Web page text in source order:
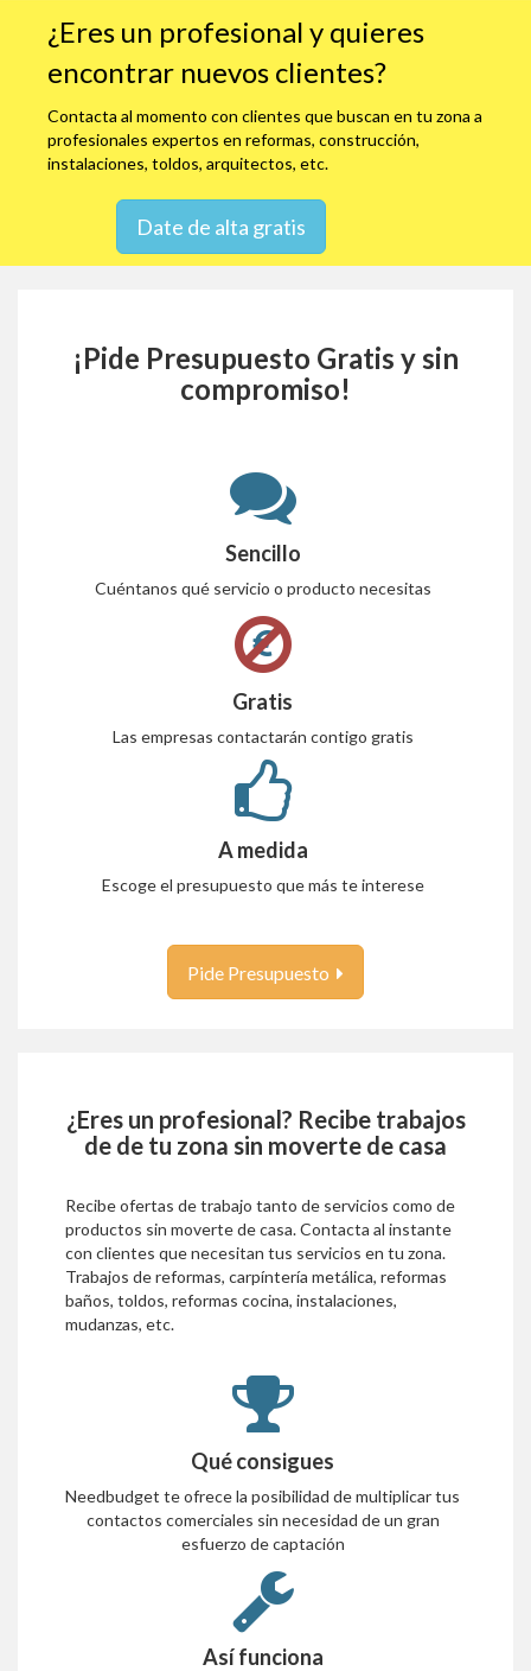
¿Eres un profesional y quieres
encontrar nuevos clientes?
Contacta al momento con clientes que buscan en tu zona a
profesionales expertos en reformas, construcción,
instalaciones, toldos, arquitectos, etc.
Date de alta gratis
¡Pide Presupuesto Gratis y sin
compromiso!
Sencillo
Cuéntanos qué servicio o producto necesitas
Gratis
Las empresas contactarán contigo gratis
A medida
Escoge el presupuesto que más te interese
Pide Presupuesto
¿Eres un profesional? Recibe trabajos
de de tu zona sin moverte de casa
Recibe ofertas de trabajo tanto de servicios como de
productos sin moverte de casa. Contacta al instante
con clientes que necesitan tus servicios en tu zona.
Trabajos de reformas, carpíntería metálica, reformas
baños, toldos, reformas cocina, instalaciones,
mudanzas, etc.
Qué consigues
Needbudget te ofrece la posibilidad de multiplicar tus
contactos comerciales sin necesidad de un gran
esfuerzo de captación
Así funciona